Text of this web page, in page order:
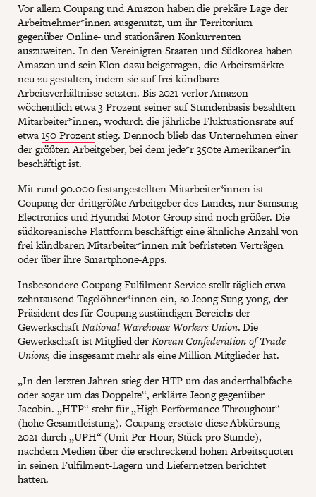
Vor allem Coupang und Amazon haben die prekäre Lage der
Arbeitnehmer*innen ausgenutzt, um ihr Territorium
gegenüber Online- und stationären Konkurrenten
auszuweiten. In den Vereinigten Staaten und Südkorea haben
Amazon und sein Klon dazu beigetragen, die Arbeitsmärkte
neu zu gestalten, indem sie auf frei kündbare
Arbeitsverhältnisse setzten. Bis 2021 verlor Amazon
wöchentlich etwa 3 Prozent seiner auf Stundenbasis bezahlten
Mitarbeiter*innen, wodurch die jährliche Fluktuationsrate auf
etwa150 Prozentstieg. Dennoch blieb das Unternehmen einer
der größten Arbeitgeber, bei demjede*r 350teAmerikaner*in
beschäftigt ist.
Mit rund 90.000 festangestellten Mitarbeiter*innen ist
Coupang der drittgrößte Arbeitgeber des Landes, nur Samsung
Electronics und Hyundai Motor Group sind noch größer. Die
südkoreanische Plattform beschäftigt eine ähnliche Anzahl von
frei kündbaren Mitarbeiter*innen mit befristeten Verträgen
oder über ihre Smartphone-Apps.
Insbesondere Coupang Fulfilment Service stellt täglich etwa
zehntausend Tagelöhner*innen ein, so Jeong Sung-yong, der
Präsident des für Coupang zuständigen Bereichs der
GewerkschaftNational Warehouse Workers Union. Die
Gewerkschaft ist Mitglied derKorean Confederation of Trade
Unions, die insgesamt mehr als eine Million Mitglieder hat.
„In den letzten Jahren stieg der HTP um das anderthalbfache
oder sogar um das Doppelte“, erklärte Jeong gegenüber
Jacobin. „HTP“ steht für „High Performance Throughout“
(hohe Gesamtleistung). Coupang ersetzte diese Abkürzung
2021 durch „UPH“ (Unit Per Hour, Stück pro Stunde),
nachdem Medien über die erschreckend hohen Arbeitsquoten
in seinen Fulfilment-Lagern und Liefernetzen berichtet
hatten.